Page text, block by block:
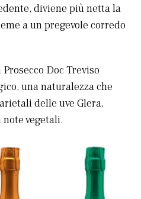
diviene più netta la
a un pregevole corredo
Prosecco Doc Treviso
una naturalezza che
delle uve Glera,
vegetali.